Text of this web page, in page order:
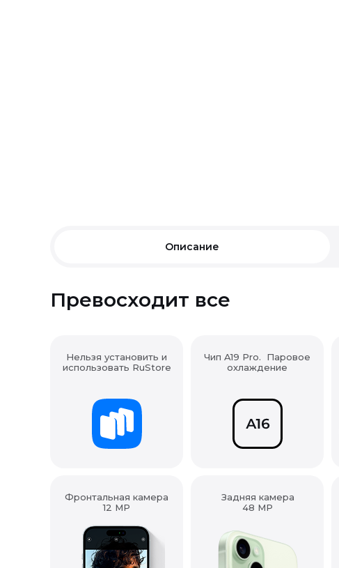
Описание
Превосходит все
Фронтальная камера
12 MP
Нельзя установить и
использовать RuStore
Чип A19 Pro. Паровое
охлаждение
Задняя камера
48 MP